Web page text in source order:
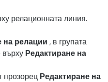
релационната линия.
на релации , в групата
върху Редактиране на
прозорец Редактиране на